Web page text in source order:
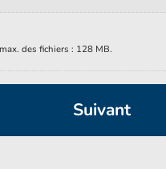
des fichiers : 128 MB.